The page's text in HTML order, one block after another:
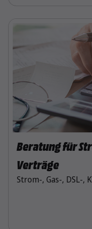
Beratung für
Verträge
Strom-, Gas-, DSL-